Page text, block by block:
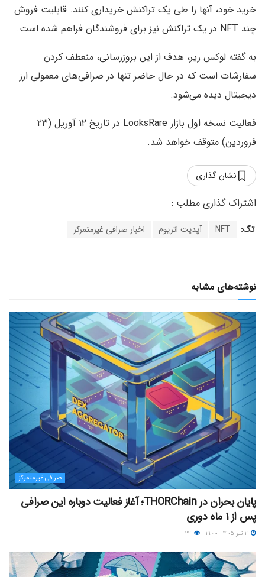
خرید خود، آنها را طی یک تراکنش خریداری کنند. قابلیت فروش
چند NFT در یک تراکنش نیز برای فروشندگان فراهم شده است.
به گفته لوکس ریر، هدف از این بروزرسانی، منعطف کردن
سفارشات است که در حال حاضر تنها در صرافی‌های معمولی ارز
دیجیتال دیده می‌شود.
فعالیت نسخه اول بازار LooksRare در تاریخ ۱۲ آوریل (۲۳
فروردین) متوقف خواهد شد.
نشان گذاری
تگ: NFT آپدیت اتریوم اخبار صرافی غیرمتمرکز
نوشته‌های مشابه
صرافی غیرمتمرکز
پایان بحران در THORChain؛ آغاز فعالیت دوباره این صرافی
پس از ۱ ماه دوری